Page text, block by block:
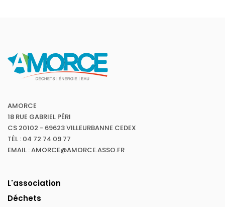
AMORCE
18 RUE GABRIEL PÉRI
CS 20102 - 69623 VILLEURBANNE CEDEX
TÉL : 04 72 74 09 77
EMAIL : AMORCE@AMORCE.ASSO.FR
L'association
Déchets